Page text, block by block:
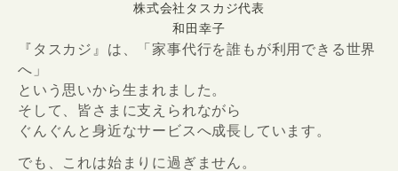
株式会社タスカジ代表
和田幸子
『タスカジ』は、「家事代行を誰もが利用できる世界
へ」
という思いから生まれました。
そして、皆さまに支えられながら
ぐんぐんと身近なサービスへ成長しています。
でも、これは始まりに過ぎません。